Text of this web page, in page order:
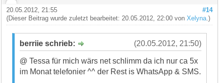
#14
20.05.2012, 21:55
(Dieser Beitrag wurde zuletzt bearbeitet: 20.05.2012, 22:00 vonXelyna.)
(20.05.2012, 21:50)
berriie schrieb:
@ Tessa für mich wärs net schlimm da ich nur ca 5x
im Monat telefonier ^^ der Rest is WhatsApp & SMS.